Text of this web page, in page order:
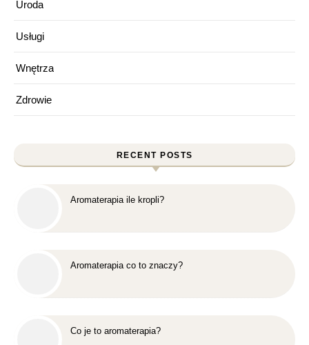
Uroda
Usługi
Wnętrza
Zdrowie
RECENT POSTS
Aromaterapia ile kropli?
Aromaterapia co to znaczy?
Co je to aromaterapia?